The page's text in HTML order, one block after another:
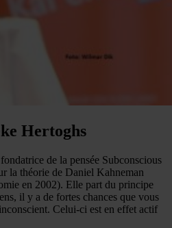
Hertoghs
de la pensée Subconscious
la théorie de Daniel Kahneman
en 2002). Elle part du principe
il y a de fortes chances que vous
Celui-ci est en effet actif